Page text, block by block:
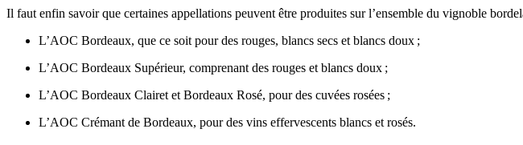
Il faut enfin savoir que certaines appellations peuvent être produites sur l’ensemble du vignoble
L’AOC Bordeaux, que ce soit pour des rouges, blancs secs et blancs doux ;
L’AOC Bordeaux Supérieur, comprenant des rouges et blancs doux ;
L’AOC Bordeaux Clairet et Bordeaux Rosé, pour des cuvées rosées ;
L’AOC Crémant de Bordeaux, pour des vins effervescents blancs et rosés.